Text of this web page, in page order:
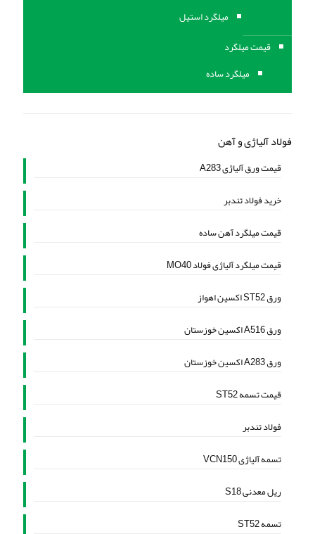
میلگرد استیل
قیمت میلگرد
میلگرد ساده
فولاد آلیاژی و آهن
قیمت ورق آلیاژی A283
خرید فولاد تندبر
قیمت میلگرد آهن ساده
قیمت میلگرد آلیاژی فولاد MO40
ورق ST52 اکسین اهواز
ورق A516 اکسین خوزستان
ورق A283 اکسین خوزستان
قیمت تسمه ST52
فولاد تندبر
تسمه آلیاژی VCN150
ریل معدنی S18
تسمه ST52